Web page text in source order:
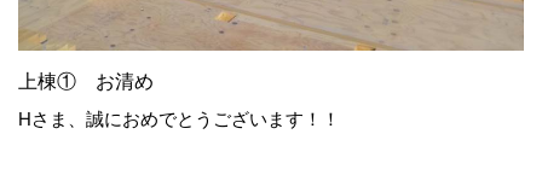
上棟① お清め
Hさま、誠におめでとうございます！！